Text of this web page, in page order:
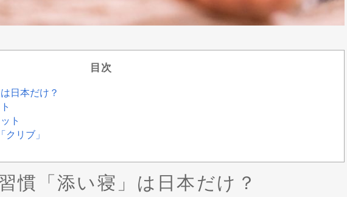
目次
日本だけ？
ト
リブ」
慣「添い寝」は日本だけ？